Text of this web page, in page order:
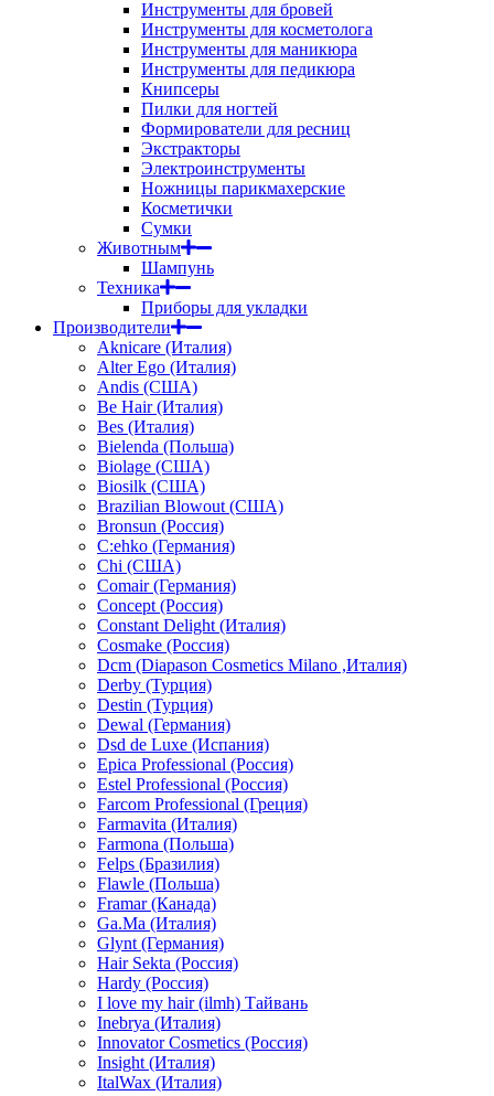
Инструменты для бровей
Инструменты для косметолога
Инструменты для маникюра
Инструменты для педикюра
Книпсеры
Пилки для ногтей
Формирователи для ресниц
Экстракторы
Электроинструменты
Ножницы парикмахерские
Косметички
Сумки
Животным
Шампунь
Техника
Приборы для укладки
Производители
Aknicare (Италия)
Alter Ego (Италия)
Andis (США)
Be Hair (Италия)
Bes (Италия)
Bielenda (Польша)
Biolage (США)
Biosilk (США)
Brazilian Blowout (США)
Bronsun (Россия)
C:ehko (Германия)
Chi (США)
Comair (Германия)
Concept (Россия)
Constant Delight (Италия)
Cosmake (Россия)
Dcm (Diapason Cosmetics Milano ,Италия)
Derby (Турция)
Destin (Турция)
Dewal (Германия)
Dsd de Luxe (Испания)
Epica Professional (Россия)
Estel Professional (Россия)
Farcom Professional (Греция)
Farmavita (Италия)
Farmona (Польша)
Felps (Бразилия)
Flawle (Польша)
Framar (Канада)
Ga.Ma (Италия)
Glynt (Германия)
Hair Sekta (Россия)
Hardy (Россия)
I love my hair (ilmh) Тайвань
Inebrya (Италия)
Innovator Cosmetics (Россия)
Insight (Италия)
ItalWax (Италия)